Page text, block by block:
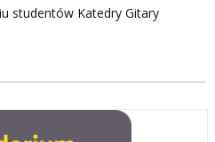
studentów Katedry Gitary